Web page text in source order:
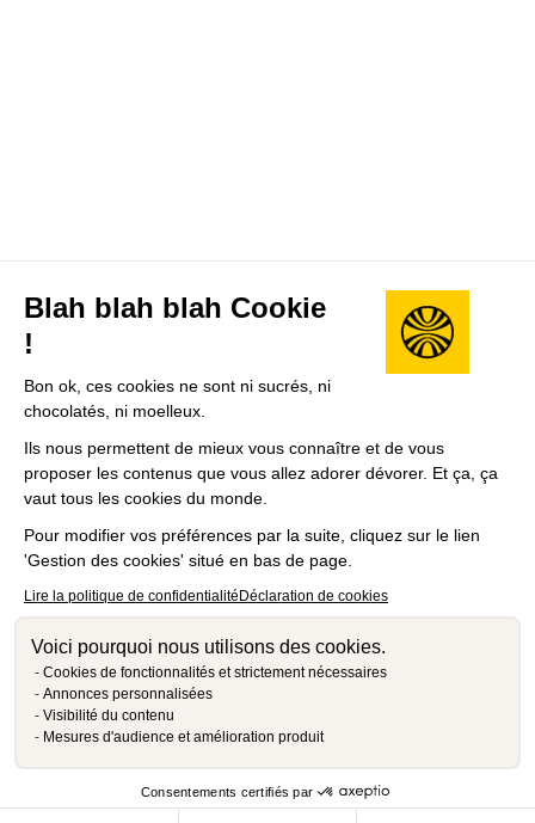
Blah blah blah Cookie
!
Bon ok, ces cookies ne sont ni sucrés, ni
chocolatés, ni moelleux.
Ils nous permettent de mieux vous connaître et de vous
proposer les contenus que vous allez adorer dévorer. Et ça, ça
vaut tous les cookies du monde.
Pour modifier vos préférences par la suite, cliquez sur le lien
'Gestion des cookies' situé en bas de page.
Lire la politique de confidentialitéDéclaration de cookies
Voici pourquoi nous utilisons des cookies.
Cookies de fonctionnalités et strictement nécessaires
Annonces personnalisées
Visibilité du contenu
Mesures d'audience et amélioration produit
Consentements certifiés par